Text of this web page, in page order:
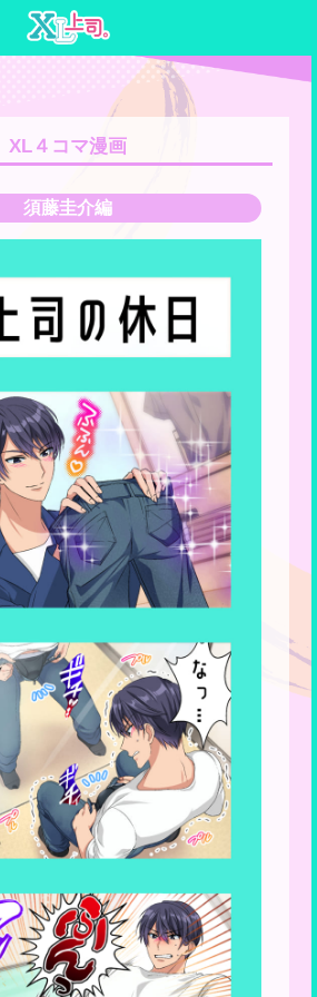
XL４コマ漫画
須藤圭介編